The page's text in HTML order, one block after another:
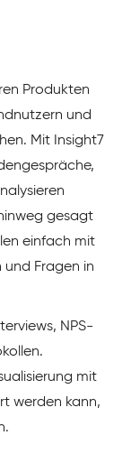
Produkten
und
Mit Insight7
gesagt
einfach mit
Fragen in
NPS-
mit
werden kann,